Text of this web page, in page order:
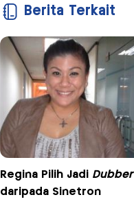
Berita Terkait
Regina Pilih Jadi Dubber
daripada Sinetron